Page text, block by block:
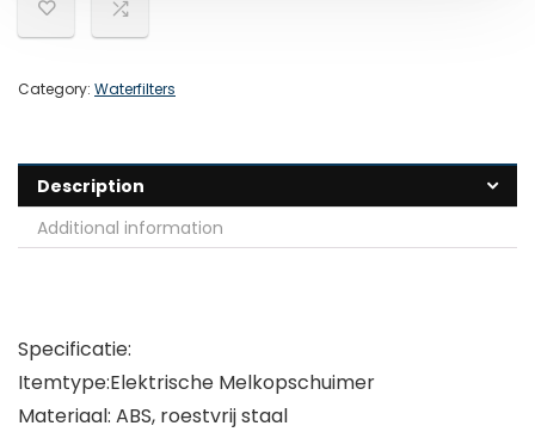
Category: Waterfilters
Description
Additional information
Specificatie:
Itemtype:Elektrische Melkopschuimer
Materiaal: ABS, roestvrij staal